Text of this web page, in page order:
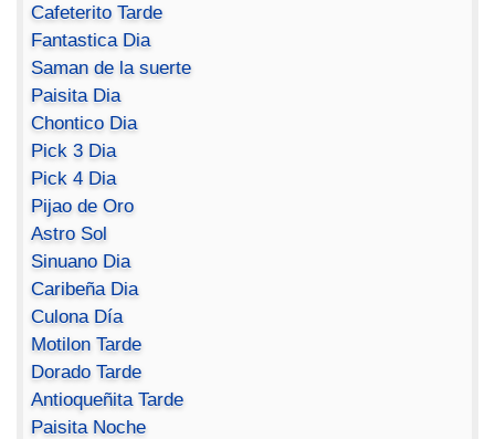
Cafeterito Tarde
Fantastica Dia
Saman de la suerte
Paisita Dia
Chontico Dia
Pick 3 Dia
Pick 4 Dia
Pijao de Oro
Astro Sol
Sinuano Dia
Caribeña Dia
Culona Día
Motilon Tarde
Dorado Tarde
Antioqueñita Tarde
Paisita Noche